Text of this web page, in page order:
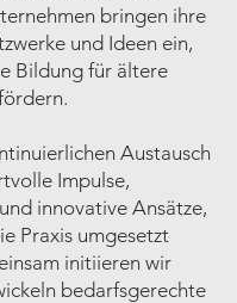
bringen ihre
und Ideen ein,
Bildung für ältere
Austausch
Impulse,
innovative Ansätze,
Praxis umgesetzt
initiieren wir
bedarfsgerechte